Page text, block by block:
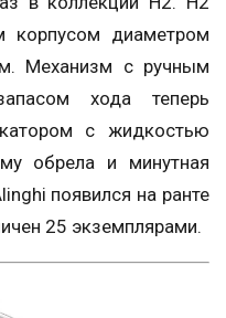
корпусом диаметром
Механизм с ручным
хода теперь
с жидкостью
обрела и минутная
появился на ранте
25 экземплярами.